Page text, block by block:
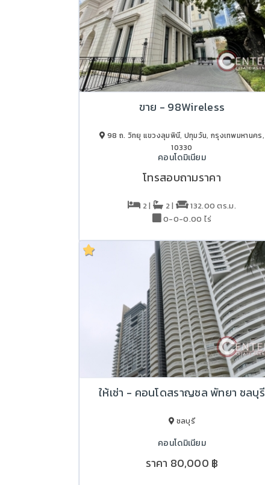
ขาย - 98Wireless
98 ถ. วิทยุ แขวงลุมพินี, ปทุมวัน, กรุงเทพมหานคร,
10330
คอนโดมิเนียม
โทรสอบถามราคา
2 | 2 |
132.00 ตร.ม.
0-0-0.00 ไร่
ให้เช่า - คอนโดสราญชล พัทยา ชลบุรี
ชลบุรี
คอนโดมิเนียม
ราคา 80,000 ฿